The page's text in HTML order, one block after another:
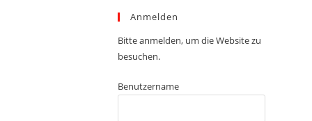
Anmelden
Bitte anmelden, um die Website zu
besuchen.
Benutzername